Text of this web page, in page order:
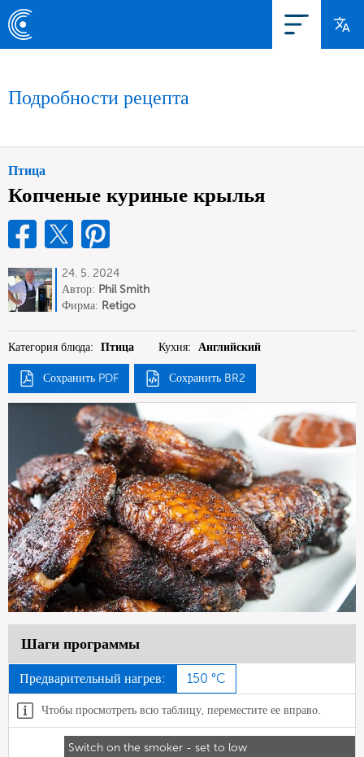
Подробности рецепта
Птица
Копченые куриные крылья
24. 5. 2024
Автор: Phil Smith
Фирма: Retigo
Категория блюда: Птица Кухня: Английский
Сохранить PDF Сохранить BR2
Шаги программы
Предварительный нагрев: 150 °C
Чтобы просмотреть всю таблицу, переместите ее вправо.
Switch on the smoker - set to low